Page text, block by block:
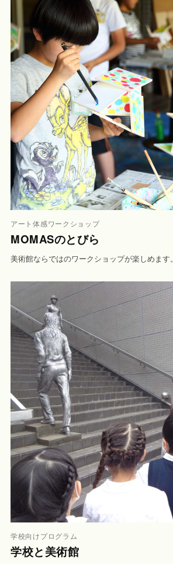
アート体感ワークショップ
MOMASのとびら
美術館ならではのワークショップが楽しめます。
学校向けプログラム
学校と美術館